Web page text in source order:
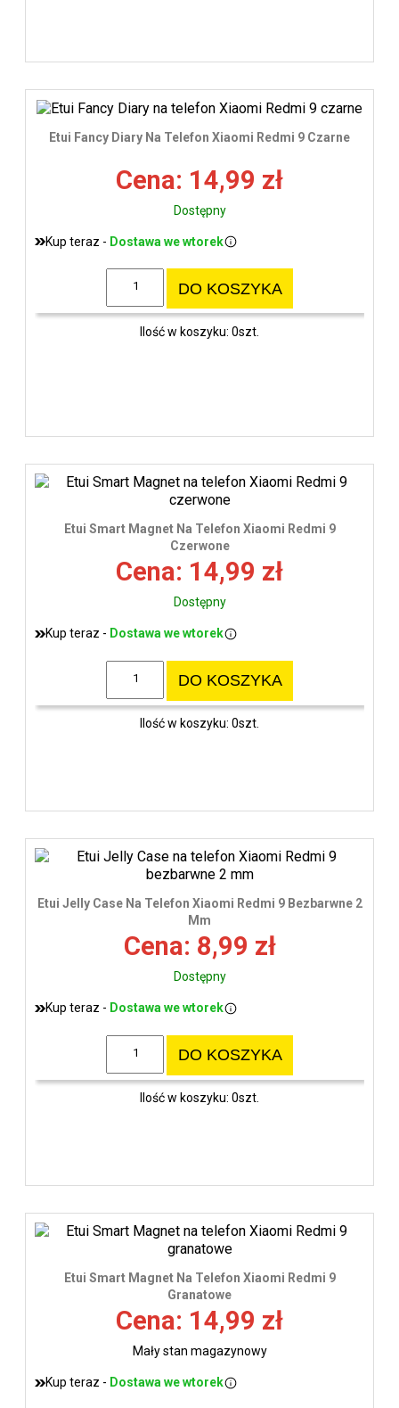
Etui Fancy Diary Na Telefon Xiaomi Redmi 9 Czarne
Cena: 14,99 zł
Dostępny
Kup teraz - Dostawa we wtorek
DO KOSZYKA
Ilość w koszyku: 0szt.
Etui Smart Magnet Na Telefon Xiaomi Redmi 9
Czerwone
Cena: 14,99 zł
Dostępny
Kup teraz - Dostawa we wtorek
DO KOSZYKA
Ilość w koszyku: 0szt.
Etui Jelly Case Na Telefon Xiaomi Redmi 9 Bezbarwne 2
Mm
Cena: 8,99 zł
Dostępny
Kup teraz - Dostawa we wtorek
DO KOSZYKA
Ilość w koszyku: 0szt.
Etui Smart Magnet Na Telefon Xiaomi Redmi 9
Granatowe
Cena: 14,99 zł
Mały stan magazynowy
Kup teraz - Dostawa we wtorek